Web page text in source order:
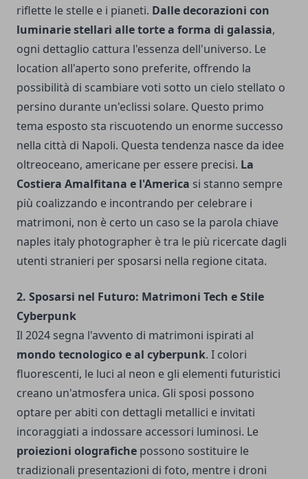
riflette le stelle e i pianeti. Dalle decorazioni con
luminarie stellari alle torte a forma di galassia,
ogni dettaglio cattura l'essenza dell'universo. Le
location all'aperto sono preferite, offrendo la
possibilità di scambiare voti sotto un cielo stellato o
persino durante un'eclissi solare. Questo primo
tema esposto sta riscuotendo un enorme successo
nella città di Napoli. Questa tendenza nasce da idee
oltreoceano, americane per essere precisi. La
Costiera Amalfitana e l'America si stanno sempre
più coalizzando e incontrando per celebrare i
matrimoni, non è certo un caso se la parola chiave
naples italy photographer è tra le più ricercate dagli
utenti stranieri per sposarsi nella regione citata.
2. Sposarsi nel Futuro: Matrimoni Tech e Stile
Cyberpunk
Il 2024 segna l'avvento di matrimoni ispirati al
mondo tecnologico e al cyberpunk. I colori
fluorescenti, le luci al neon e gli elementi futuristici
creano un'atmosfera unica. Gli sposi possono
optare per abiti con dettagli metallici e invitati
incoraggiati a indossare accessori luminosi. Le
proiezioni olografiche possono sostituire le
tradizionali presentazioni di foto, mentre i droni